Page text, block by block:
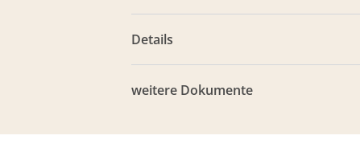
Details
weitere Dokumente